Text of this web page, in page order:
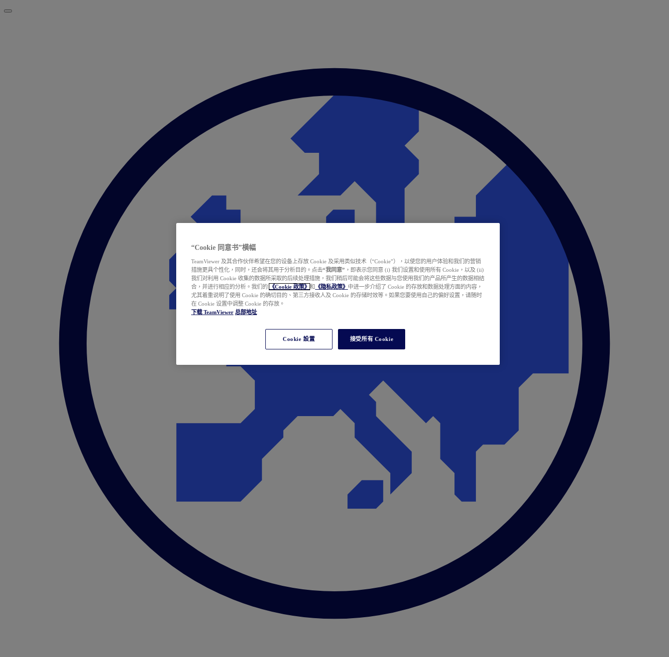
“Cookie 同意书”横幅
TeamViewer 及其合作伙伴希望在您的设备上存放 Cookie 及采用类似技术（“Cookie”），以使您的用户体验和我们的营销
措施更具个性化，同时，还会将其用于分析目的。点击“我同意” ，即表示您同意 (i) 我们设置和使用所有 Cookie，以及 (ii)
我们对利用 Cookie 收集的数据所采取的后续处理措施，我们稍后可能会将这些数据与您使用我们的产品所产生的数据相结
合，并进行相应的分析。我们的
《Cookie 政策》 和 《隐私政策》 中进一步介绍了 Cookie 的存放和数据处理方面的内容，
尤其着重说明了使用 Cookie 的确切目的、第三方接收人及 Cookie 的存储时效等。如果您要使用自己的偏好设置，请随时
在 Cookie 设置中调整 Cookie 的存放。
下载 TeamViewer 总部地址
Cookie 設置 接受所有 Cookie